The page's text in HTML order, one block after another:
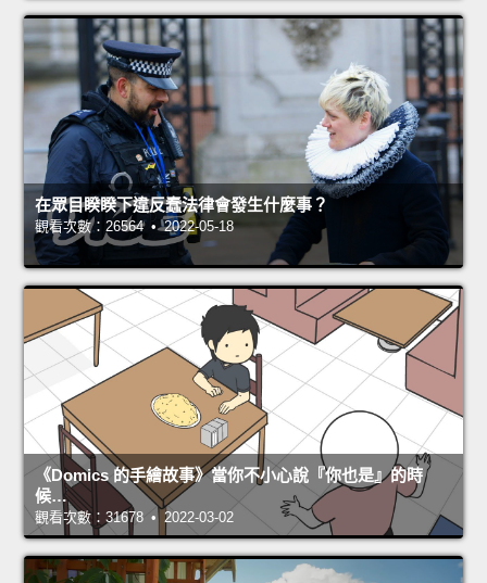
在眾目睽睽下違反蠢法律會發生什麼事？
觀看次數：26564 • 2022-05-18
《Domics 的手繪故事》當你不小心說『你也是』的時
候…
觀看次數：31678 • 2022-03-02